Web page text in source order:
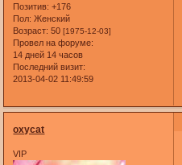
Позитив: +176
Пол: Женский
Возраст: 50[1975-12-03]
Провел на форуме:
14 дней 14 часов
Последний визит:
2013-04-02 11:49:59
oxycat
VIP